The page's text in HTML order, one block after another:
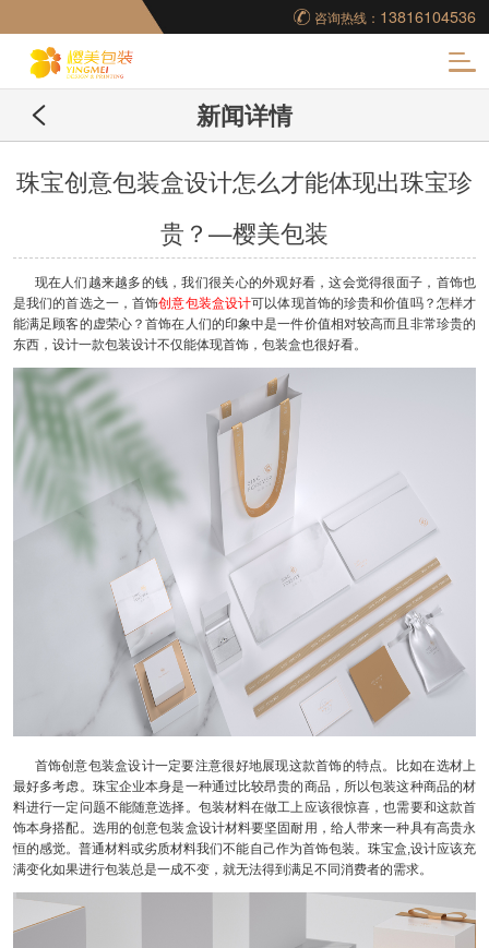
咨询热线： 13816104536
妆品包装盒工厂,高档
包装盒定制,创意包装
新闻详情
珠宝创意包装盒设计怎么才能体现出珠宝珍
贵？—樱美包装
现在人们越来越多的钱，我们很关心的外观好看，这会觉得很面子，首饰也
是我们的首选之一，首饰创意包装盒设计可以体现首饰的珍贵和价值吗？怎样才
能满足顾客的虚荣心？首饰在人们的印象中是一件价值相对较高而且非常珍贵的
东西，设计一款包装设计不仅能体现首饰，包装盒也很好看。
首饰创意包装盒设计一定要注意很好地展现这款首饰的特点。比如在选材上
最好多考虑。珠宝企业本身是一种通过比较昂贵的商品，所以包装这种商品的材
料进行一定问题不能随意选择。包装材料在做工上应该很惊喜，也需要和这款首
饰本身搭配。选用的创意包装盒设计材料要坚固耐用，给人带来一种具有高贵永
恒的感觉。普通材料或劣质材料我们不能自己作为首饰包装。珠宝盒,设计应该充
满变化如果进行包装总是一成不变，就无法得到满足不同消费者的需求。